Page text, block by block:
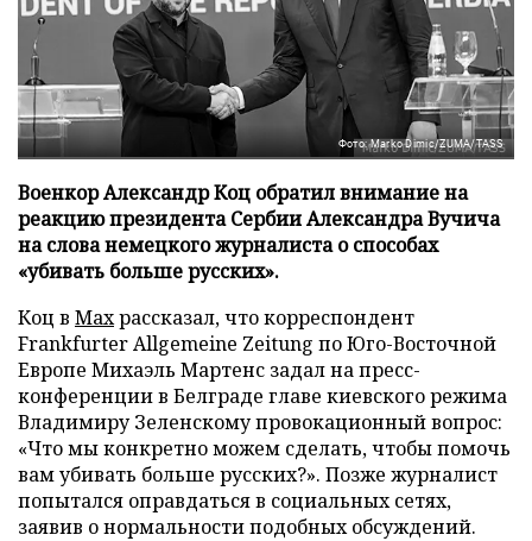
Фото: Marko Dimic/ZUMA/TASS
Военкор Александр Коц обратил внимание на
реакцию президента Сербии Александра Вучича
на слова немецкого журналиста о способах
«убивать больше русских».
Коц в Махрассказал, что корреспондент
Frankfurter Allgemeine Zeitung по Юго-Восточной
Европе Михаэль Мартенс задал на пресс-
конференции в Белграде главе киевского режима
Владимиру Зеленскому провокационный вопрос:
«Что мы конкретно можем сделать, чтобы помочь
вам убивать больше русских?». Позже журналист
попытался оправдаться в социальных сетях,
заявив о нормальности подобных обсуждений.